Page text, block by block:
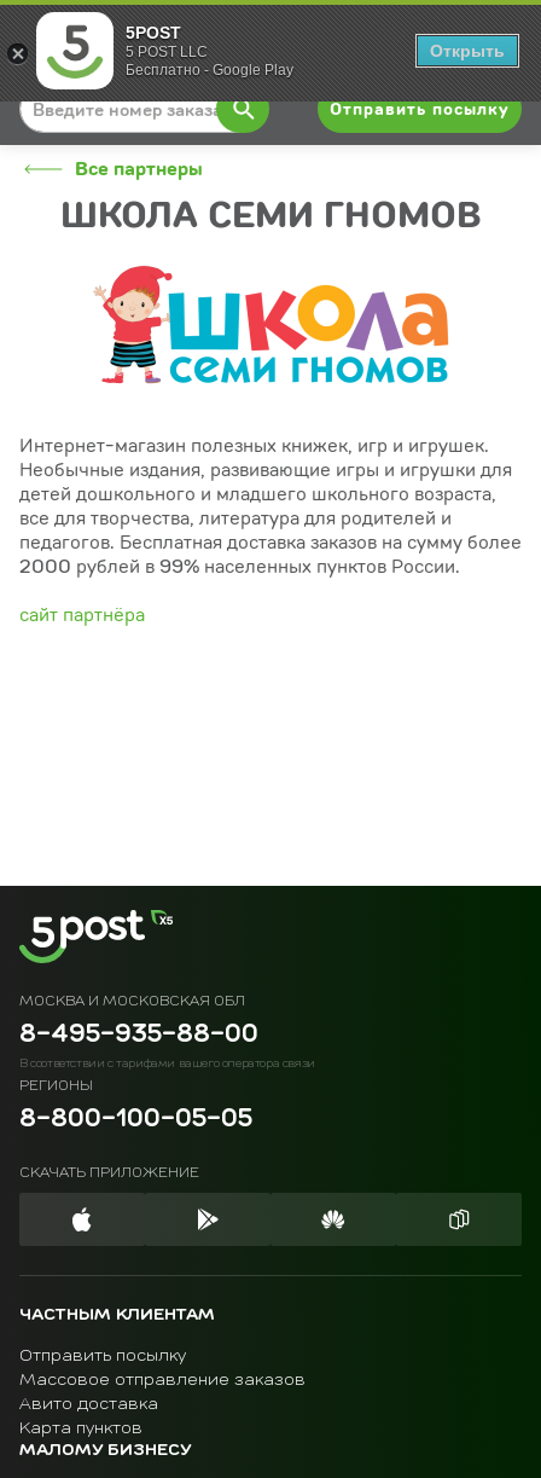
Вход
Отправить посылку
Все партнеры
ШКОЛА СЕМИ ГНОМОВ
Интернет-магазин полезных книжек, игр и игрушек.
Необычные издания, развивающие игры и игрушки для
детей дошкольного и младшего школьного возраста,
все для творчества, литература для родителей и
педагогов. Бесплатная доставка заказов на сумму более
2000 рублей в 99% населенных пунктов России.
сайт партнёра
МОСКВА И МОСКОВСКАЯ ОБЛ
8-495-935-88-00
В соответствии с тарифами вашего оператора связи
РЕГИОНЫ
8-800-100-05-05
СКАЧАТЬ ПРИЛОЖЕНИЕ
ЧАСТНЫМ КЛИЕНТАМ
Отправить посылку
Массовое отправление заказов
Авито доставка
Карта пунктов
МАЛОМУ БИЗНЕСУ
5POST
5 POST LLC
Бесплатно - Google Play
Открыть